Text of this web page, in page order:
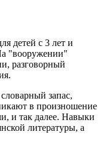
детей с 3 лет и
"вооружении"
разговорный
запас,
в произношение
и так далее. Навыки
литературы, а